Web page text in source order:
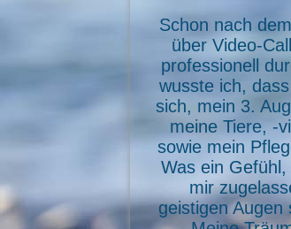
Schon nach
über Video-
professionell
wusste ich,
sich, mein 3.
meine Tiere, -
sowie mein
Was ein
mir
geistigen Augen